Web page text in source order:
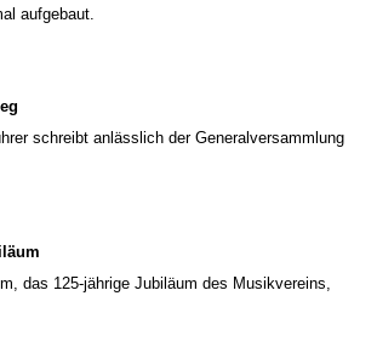
aufgebaut.
schreibt anlässlich der Generalversammlung
das 125-jährige Jubiläum des Musikvereins,